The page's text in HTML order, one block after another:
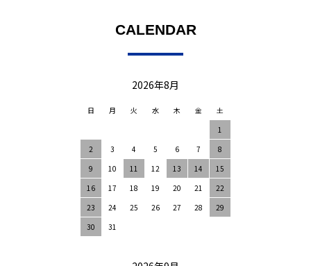
CALENDAR
2026年8月
日 月 火 水 木 金
土
1
2
3 4 5 6 7
8
9
10 11 12 13 14
15
16
17 18 19 20 21
22
23
24 25 26 27 28
29
30
31